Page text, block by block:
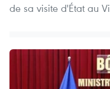
de sa visite d'État au